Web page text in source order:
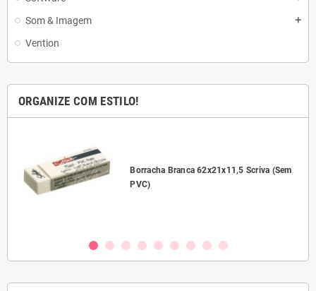
Som & Imagem add
Vention
ORGANIZE COM ESTILO!
Borracha Branca 62x21x11,5 Scriva (Sem
PVC)